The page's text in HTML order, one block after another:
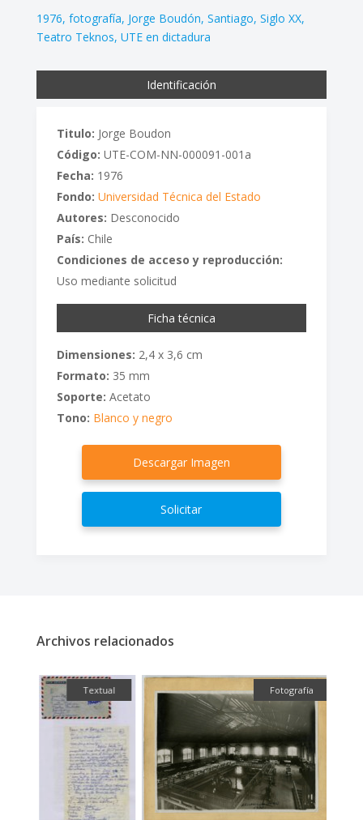
1976 fotografía Jorge Boudón Santiago Siglo XX
Teatro Teknos UTE en dictadura
Identificación
Titulo: Jorge Boudon
Código: UTE-COM-NN-000091-001a
Fecha: 1976
Fondo: Universidad Técnica del Estado
Autores: Desconocido
País: Chile
Condiciones de acceso y reproducción:
Uso mediante solicitud
Ficha técnica
Dimensiones: 2,4 x 3,6 cm
Formato: 35 mm
Soporte: Acetato
Tono: Blanco y negro
Descargar Imagen
Solicitar
Archivos relacionados
Textual Fotografía